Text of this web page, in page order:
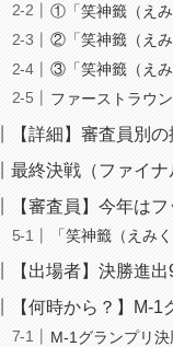
①「笑神籤（え
②「笑神籤（え
③「笑神籤（え
ファーストラウ
【詳細】審査員別
最終決戦（ファイ
【審査員】今年は
「笑神籤（えみ
【出場者】決勝進
【何時から？】M-
M-1グランプリ